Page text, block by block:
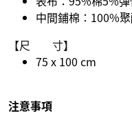
中間鋪棉：100%
【尺 寸】
75 x 100 cm
注意事項